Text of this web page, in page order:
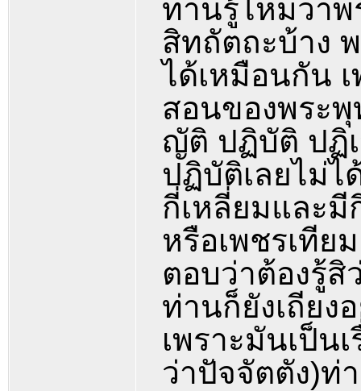
ท่านรู้ไหมว่าพ
สิทถัตถะบ้าง
ได้เหมือนกัน
สอนของพระพุ
ญัติ ปฏิบัติ ปฏิ
ปฏิบัติเลยไม่ไ
กี่เหลี่ยมและมี
หรือเพชรเทีย
ตอบว่าต้องรู้สิ
ท่านก็ยังเถียง
เพราะมันเป็น
ว่าปัจจัตตัง)ท่